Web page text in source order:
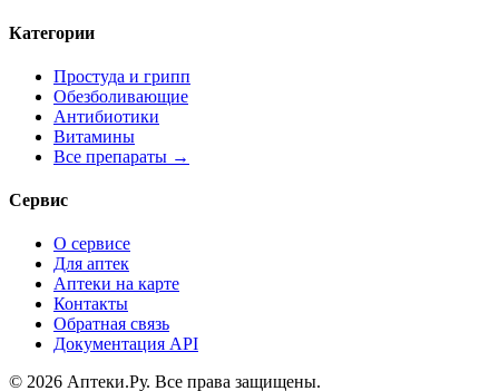
Категории
Простуда и грипп
Обезболивающие
Антибиотики
Витамины
Все препараты →
Сервис
О сервисе
Для аптек
Аптеки на карте
Контакты
Обратная связь
Документация API
© 2026 Аптеки.Ру. Все права защищены.